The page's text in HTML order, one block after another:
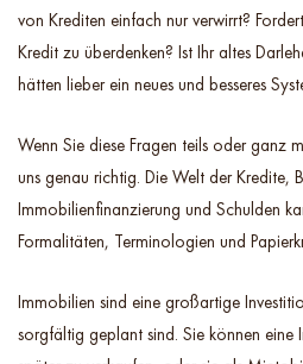
von Krediten einfach nur verwirrt?
Kredit zu überdenken? Ist Ihr altes
hätten lieber ein neues und besseres
Wenn Sie diese Fragen teils oder ganz
uns genau richtig. Die Welt der Kredite,
Immobilienfinanzierung und Schulden
Formalitäten, Terminologien und
Immobilien sind eine großartige
sorgfältig geplant sind. Sie können eine